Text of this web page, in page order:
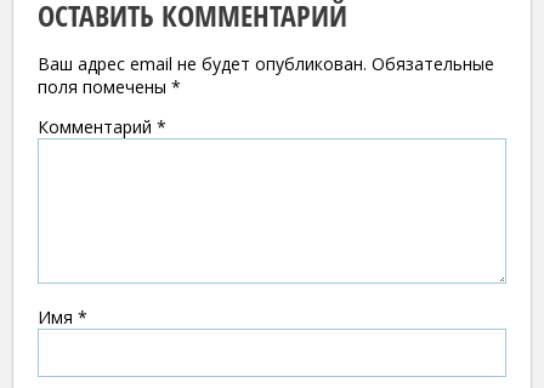
ОСТАВИТЬ КОММЕНТАРИЙ
Ваш адрес email не будет опубликован. Обязательные
поля помечены *
Комментарий *
Имя *